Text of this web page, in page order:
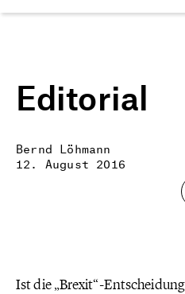
Editorial
Bernd Löhmann
12. August 2016
Ist die „Brexit“-